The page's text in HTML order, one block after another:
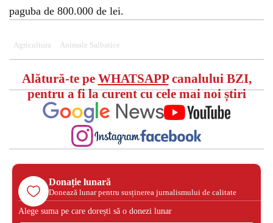
paguba de 800.000 de lei.
Agricultura Animale Salbatice
Alătură-te pe WHATSAPPcanalului BZI,
pentru a fi la curent cu cele mai noi știri
Donație lunară
Donează lunar pentru susținerea jurnalismului de calitate
Alege suma pe care dorești să o donezi lunar